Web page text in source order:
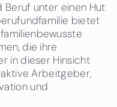
Beruf unter einen Hut
bietet
die ihre
in dieser Hinsicht
Arbeitgeber,
und